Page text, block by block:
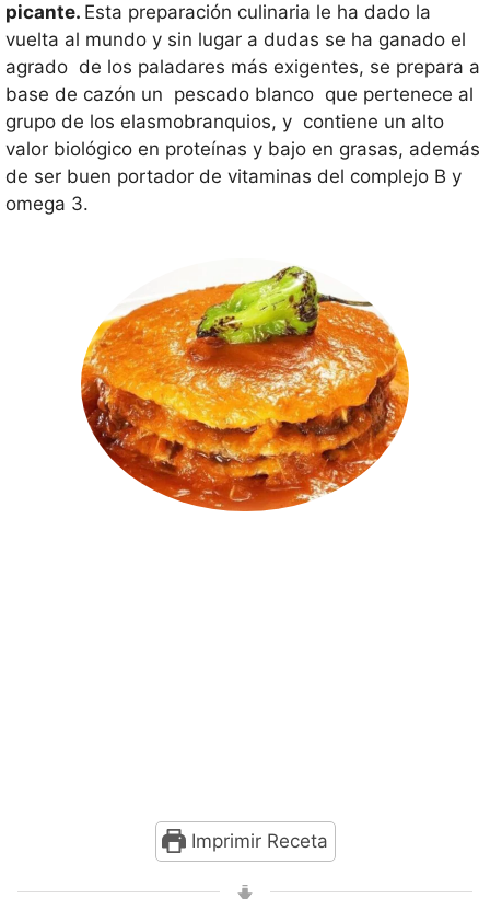
picante. Esta preparación culinaria le ha dado la
vuelta al mundo y sin lugar a dudas se ha ganado el
agrado de los paladares más exigentes, se prepara a
base de cazón un pescado blanco que pertenece al
grupo de los elasmobranquios, y contiene un alto
valor biológico en proteínas y bajo en grasas, además
de ser buen portador de vitaminas del complejo B y
omega 3.
Imprimir Receta